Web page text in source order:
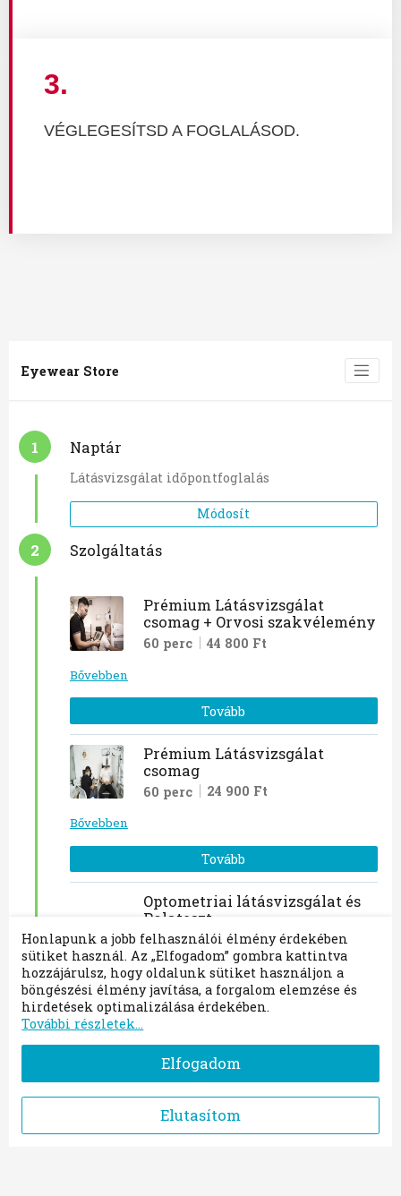
3.
VÉGLEGESÍTSD A FOGLALÁSOD.